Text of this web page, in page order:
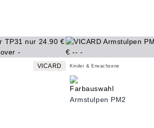
VICARD Kinder & Erwachsene
Armstulpen PM2